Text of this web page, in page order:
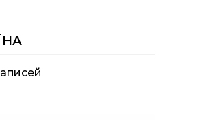
ворожими ударами: у
постраждала